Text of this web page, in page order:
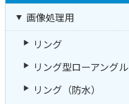
画像処理用
リング
リング型ローアングル
リング（防水）